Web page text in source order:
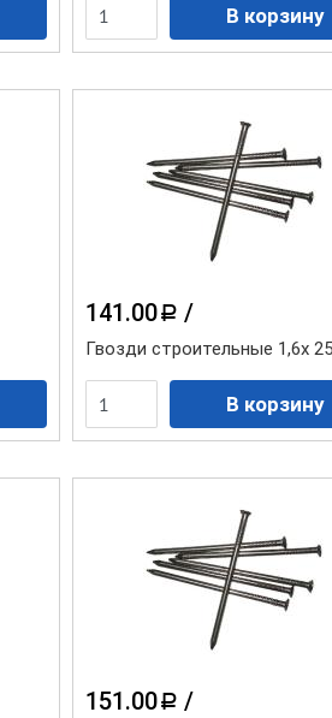
141.00 a /
Гвозди строительные 1,6х 25
151.00 a /